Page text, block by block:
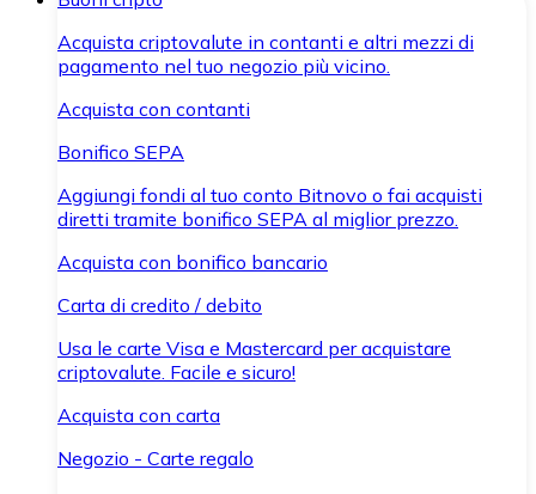
Acquista criptovalute in contanti e altri mezzi di
pagamento nel tuo negozio più vicino.
Acquista con contanti
Bonifico SEPA
Aggiungi fondi al tuo conto Bitnovo o fai acquisti
diretti tramite bonifico SEPA al miglior prezzo.
Acquista con bonifico bancario
Carta di credito / debito
Usa le carte Visa e Mastercard per acquistare
criptovalute. Facile e sicuro!
Acquista con carta
Negozio - Carte regalo